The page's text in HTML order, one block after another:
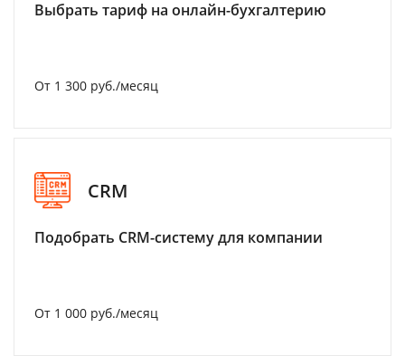
Выбрать тариф на онлайн-бухгалтерию
От 1 300 руб./месяц
CRM
Подобрать CRM-систему для компании
От 1 000 руб./месяц